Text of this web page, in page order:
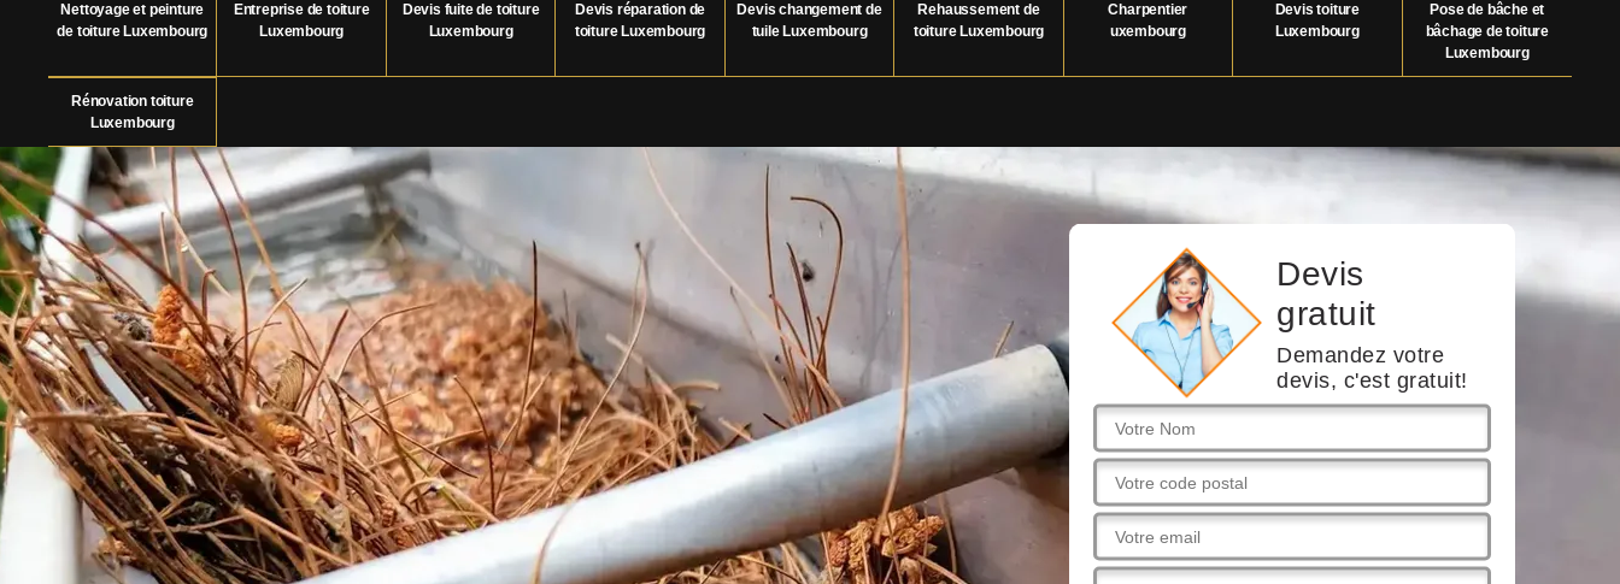
Nettoyage et peinture
de toiture Luxembourg
Entreprise de toiture
Luxembourg
Devis fuite de toiture
Luxembourg
Devis réparation de
toiture Luxembourg
Devis changement de
tuile Luxembourg
Rehaussement de
toiture Luxembourg
Charpentier
uxembourg
Devis toiture
Luxembourg
Pose de bâche et
bâchage de toiture
Luxembourg
Rénovation toiture
Luxembourg
Devis
gratuit
Demandez votre
devis, c'est gratuit!